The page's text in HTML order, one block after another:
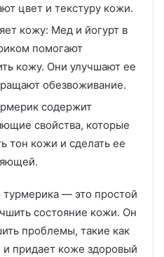
цвет и текстуру кожи.
кожу: Мед и йогурт в
помогают
кожу. Они улучшают ее
обезвоживание.
содержит
свойства, которые
тон кожи и сделать ее
— это простой
состояние кожи. Он
проблемы, такие как
придает коже здоровый